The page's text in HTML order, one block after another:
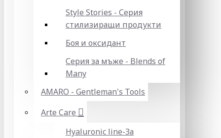
Style Stories - Серия
стилизиращи продукти
Боя и оксидант
Серия за мъже - Blends of
Many
AMARO - Gentleman's Tools
Arte Care
Hyaluronic line-За